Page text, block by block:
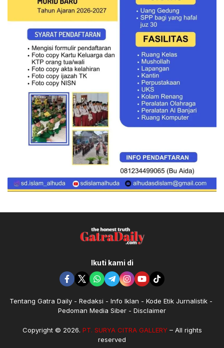
Ikuti kami di
Tentang Gatra Daily Redaksi Info Iklan
Kode Etik Jurnalistik
Pedoman Media Siber
Disclaimer
Copyright © 2026. PT. SURYA CITRA GALLERY– All rights
reserved